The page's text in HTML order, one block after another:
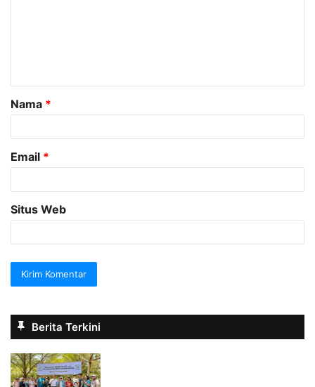
a
r
Nama *
Email *
Situs Web
Berita Terkini